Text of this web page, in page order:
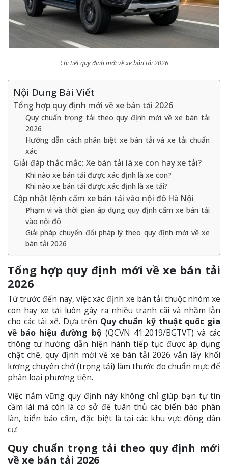
Chi tiết quy định mới về xe bán tải 2026
Nội Dung Bài Viết
Tổng hợp quy định mới về xe bán tải 2026
Quy chuẩn trọng tải theo quy định mới về xe bán tải
2026
Hướng dẫn cách phân biệt xe bán tải và xe tải chuẩn
xác
Giải đáp thắc mắc: Xe bán tải là xe con hay xe tải?
Khi nào xe bán tải được xác định là xe con?
Khi nào xe bán tải được xác định là xe tải?
Cập nhật lệnh cấm xe bán tải vào nội đô Hà Nội
Phạm vi và thời gian áp dụng quy định cấm xe bán tải
vào nội đô
Giải pháp chuyển đổi pháp lý theo quy định mới về xe
bán tải 2026
Tổng hợp quy định mới về xe bán tải
2026
Từ trước đến nay, việc xác định xe bán tải thuộc nhóm xe
con hay xe tải luôn gây ra nhiều tranh cãi và nhầm lẫn
cho các tài xế. Dựa trên Quy chuẩn kỹ thuật quốc gia
về báo hiệu đường bộ (QCVN 41:2019/BGTVT) và các
thông tư hướng dẫn hiện hành tiếp tục được áp dụng
chặt chẽ, quy định mới về xe bán tải 2026 vẫn lấy khối
lượng chuyên chở (trọng tải) làm thước đo chuẩn mực để
phân loại phương tiện.
Việc nắm vững quy định này không chỉ giúp bạn tự tin
cầm lái mà còn là cơ sở để tuân thủ các biển báo phân
làn, biển báo cấm, đặc biệt là tại các khu vực đông dân
cư.
Quy chuẩn trọng tải theo quy định mới
về xe bán tải 2026